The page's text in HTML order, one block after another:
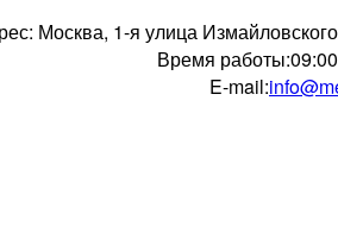
Москва, 1-я улица
Время работы:
E-mail: